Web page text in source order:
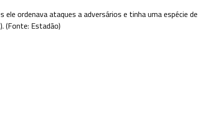
ordenava ataques a adversários e tinha uma espécie de
(Fonte: Estadão)